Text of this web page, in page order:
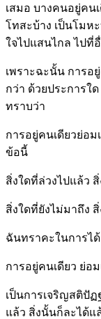
เสมอ บางคนอยู่คน
โทสะบ้าง เป็นโมห
ใจไปแสนไกล ไปที่
เพราะฉะนั้น การอ
กว่า ด้วยประการใ
ทราบว่า
การอยู่คนเดียวย่อ
ข้อนี้
สิ่งใดที่ล่วงไปแล้ว
สิ่งใดที่ยังไม่มาถึง
ฉันทราคะในการไ
การอยู่คนเดียว ย่อ
เป็นการเจริญสติปั
แล้ว สิ่งนั้นก็ละได้แ